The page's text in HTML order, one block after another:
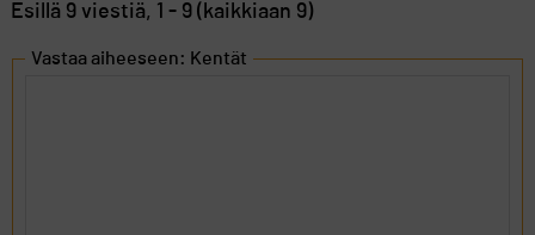
Esillä 9 viestiä, 1 - 9 (kaikkiaan 9)
Vastaa aiheeseen: Kentät